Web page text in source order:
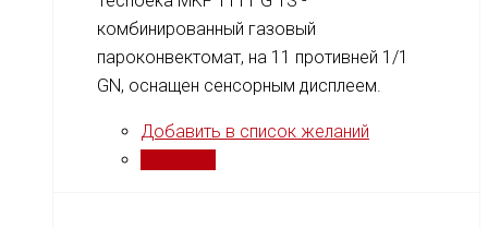
комбинированный газовый
пароконвектомат, на 11 противней 1/1
GN, оснащен сенсорным дисплеем.
Добавить в список желаний